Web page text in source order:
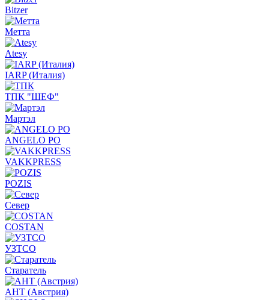
Bitzer
Метта
Atesy
IARP (Италия)
ТПК "ШЕФ"
Мартэл
ANGELO PO
VAKKPRESS
POZIS
Север
COSTAN
УЗТСО
Старатель
АНТ (Австрия)